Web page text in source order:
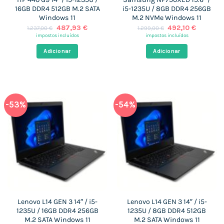
16GB DDR4 512GB M.2 SATA
Windows 11
1.237,00€ O
preço
era:
1.237,00 €.
487,93 €O
impostos incluídos
Adicionar
i5-1235U / 8GB DDR4 256GB
M.2 NVMe Windows 11
1.299,00€ O
preço
era:
1.299,00 €.
492,10€O
impostos incluídos
Adicionar
-53%
Lenovo L14 GEN 3 14″ / i5-
1235U / 16GB DDR4 256GB
M.2 SATA Windows 11
-54%
Lenovo L14 GEN 3 14″ / i5-
1235U / 8GB DDR4 512GB
M.2 SATA Windows 11